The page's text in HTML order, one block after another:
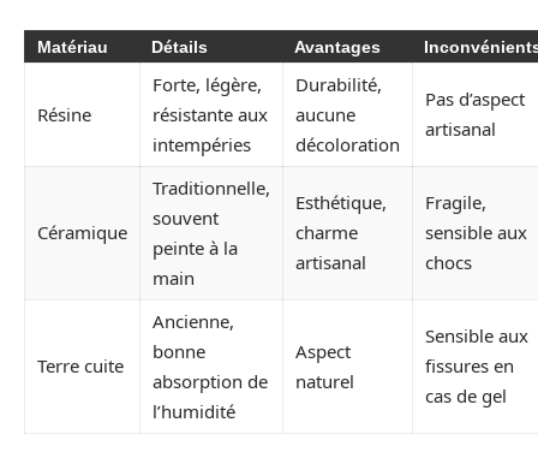
Matériau Détails Avantages
Résine
Forte, légère,
résistante aux
intempéries
Durabilité,
aucune
décoloration
Pas d’aspect
artisanal
Céramique
Traditionnelle,
souvent
peinte à la
main
Esthétique,
charme
artisanal
Fragile,
sensible aux
chocs
Terre cuite
Ancienne,
bonne
absorption de
l’humidité
Aspect
naturel
Sensible aux
fissures en
cas de gel